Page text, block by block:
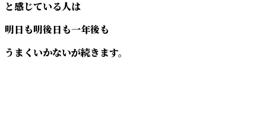
と感じている人は
明日も明後日も一年後も
うまくいかないが続きます。